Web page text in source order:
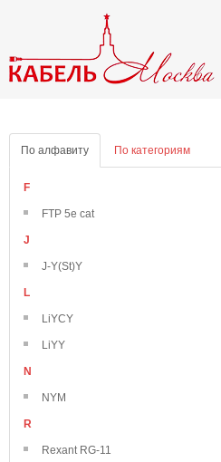
По алфавиту По категориям
F
FTP 5e cat
J
J-Y(St)Y
L
LiYCY
LiYY
N
NYM
R
Rexant RG-11